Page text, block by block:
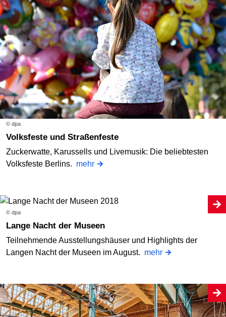
© dpa
Volksfeste und Straßenfeste
Zuckerwatte, Karussells und Livemusik: Die beliebtesten
Volksfeste Berlins. mehr
© dpa
Lange Nacht der Museen
Teilnehmende Ausstellungshäuser und Highlights der
Langen Nacht der Museen im August. mehr